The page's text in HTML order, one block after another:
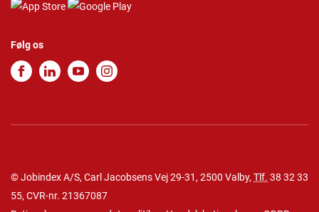
Følg os
© Jobindex A/S, Carl Jacobsens Vej 29-31, 2500 Valby, Tlf. 38 32 33
55, CVR-nr. 21367087